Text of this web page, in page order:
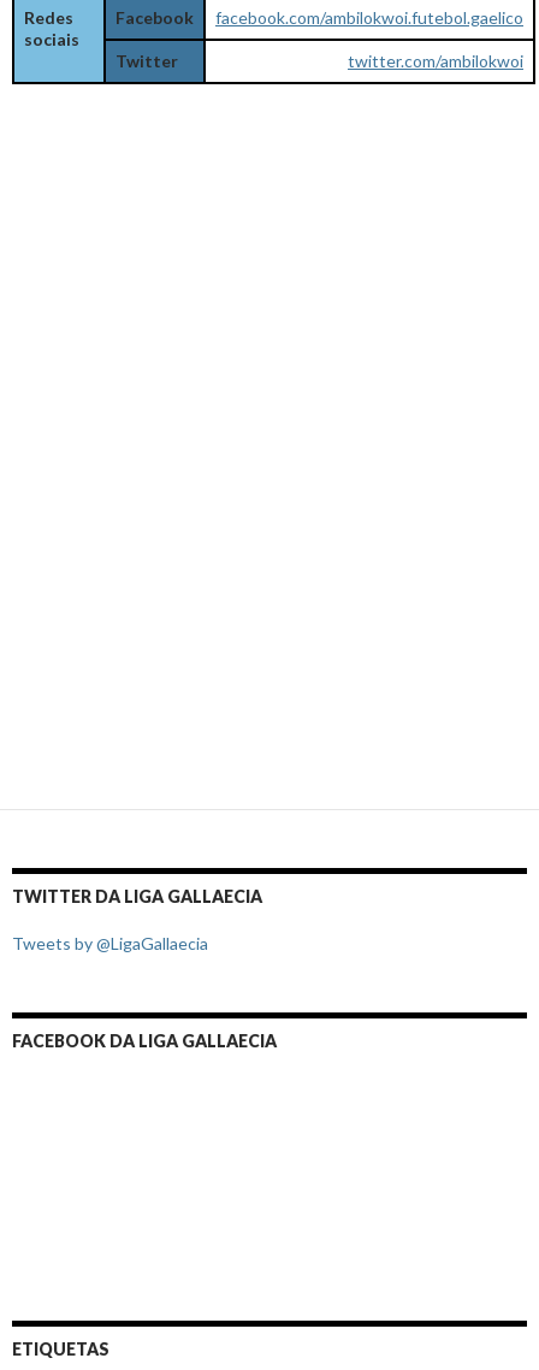
Redes
sociais
Facebook facebook.com/ambilokwoi.futebol.gaelico
Twitter twitter.com/ambilokwoi
TWITTER DA LIGA GALLAECIA
Tweets by @LigaGallaecia
FACEBOOK DA LIGA GALLAECIA
ETIQUETAS